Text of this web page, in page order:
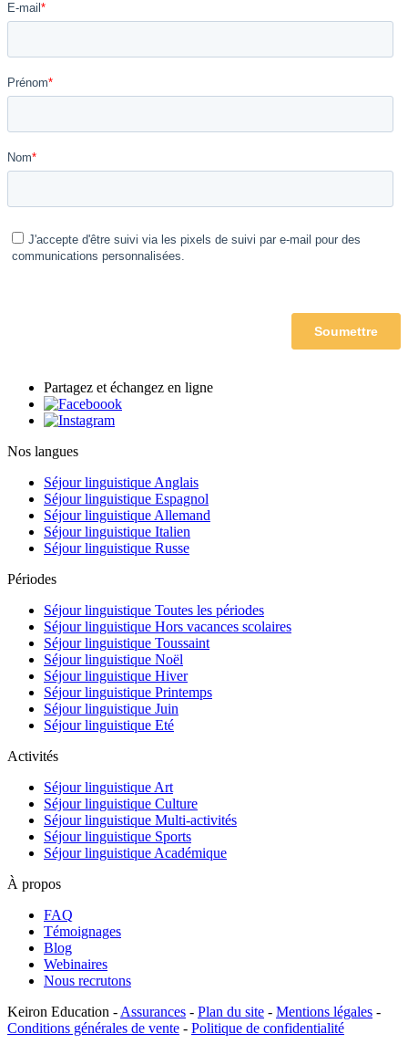
Partagez et échangez en ligne
Nos langues
Séjour linguistique Anglais
Séjour linguistique Espagnol
Séjour linguistique Allemand
Séjour linguistique Italien
Séjour linguistique Russe
Périodes
Séjour linguistique Toutes les périodes
Séjour linguistique Hors vacances scolaires
Séjour linguistique Toussaint
Séjour linguistique Noël
Séjour linguistique Hiver
Séjour linguistique Printemps
Séjour linguistique Juin
Séjour linguistique Eté
Activités
Séjour linguistique Art
Séjour linguistique Culture
Séjour linguistique Multi-activités
Séjour linguistique Sports
Séjour linguistique Académique
À propos
FAQ
Témoignages
Blog
Webinaires
Nous recrutons
Keiron Education - Assurances - Plan du site - Mentions légales -
Conditions générales de vente - Politique de confidentialité